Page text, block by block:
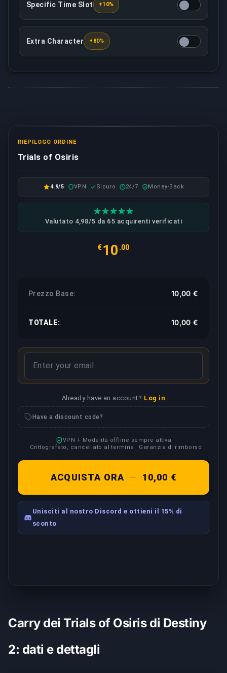
Schedule your boost at a specific time that works
Specific Time Slot +10%
Complete the service on an additional character
Extra Character +80%
RIEPILOGO ORDINE
Trials of Osiris
4.9/5 VPN Sicuro 24/7 Money-Back
Valutato 4,98/5 da 65 acquirenti verificati
€10 .00
Prezzo Base: 10,00 €
TOTALE: 10,00 €
Already have an account? Log in
Have a discount code?
VPN + Modalità offline sempre attiva
Crittografato, cancellato al termine
Garanzia di rimborso
ACQUISTA ORA — 10,00 €
Unisciti al nostro Discord e ottieni il 15% di
sconto
Carry dei Trials of Osiris di Destiny
2: dati e dettagli